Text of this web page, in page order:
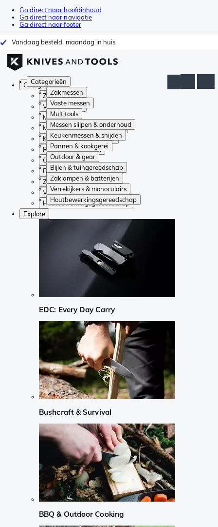
Ga direct naar hoofdinhoud
Ga direct naar navigatie
Ga direct naar footer
Vandaag besteld, maandag in huis
Categorieën
Zakmessen
Vaste messen
Multitools
Messen slijpen & onderhoud
Keukenmessen & snijden
Pannen & kookgerei
Outdoor & gear
Bijlen & tuingereedschap
Zaklampen & batterijen
Verrekijkers & monoculairs
Houtbewerkingsgereedschap
Categorieën
Zakmessen
Vaste messen
Multitools
Messen slijpen & onderhoud
Keukenmessen & snijden
Pannen & kookgerei
Outdoor & gear
Bijlen & tuingereedschap
Zaklampen & batterijen
Verrekijkers & monoculairs
Houtbewerkingsgereedschap
Explore
EDC: Every Day Carry
Bushcraft & Survival
BBQ & Outdoor Cooking